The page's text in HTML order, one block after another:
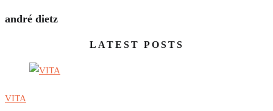
andré dietz
LATEST POSTS
VITA